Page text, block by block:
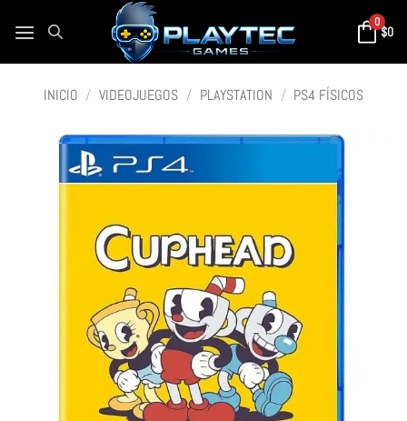
0
$0
INICIO / VIDEOJUEGOS / PLAYSTATION / PS4 FÍSICOS